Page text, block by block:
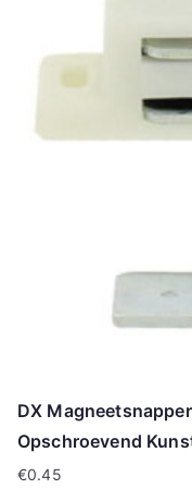
DX
Opschroevend
€0.45